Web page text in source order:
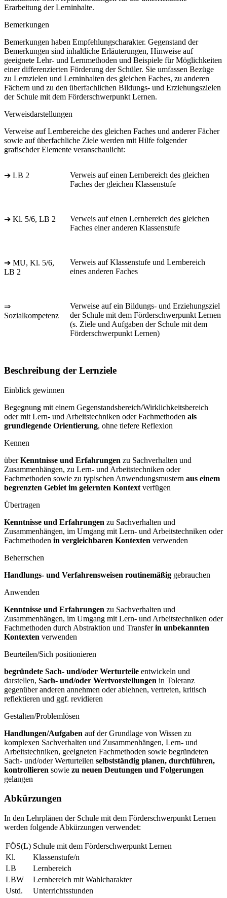
Erarbeitung der Lerninhalte.
Bemerkungen
Bemerkungen haben Empfehlungscharakter. Gegenstand der
Bemerkungen sind inhaltliche Erläuterungen, Hinweise auf
geeignete Lehr- und Lernmethoden und Beispiele für Möglichkeiten
einer differenzierten Förderung der Schüler. Sie umfassen Bezüge
zu Lernzielen und Lerninhalten des gleichen Faches, zu anderen
Fächern und zu den überfachlichen Bildungs- und Erziehungszielen
der Schule mit dem Förderschwerpunkt Lernen.
Verweisdarstellungen
Verweise auf Lernbereiche des gleichen Faches und anderer Fächer
sowie auf überfachliche Ziele werden mit Hilfe folgender
grafischder Elemente veranschaulicht:
➔ LB 2
Verweis auf einen Lernbereich des gleichen
Faches der gleichen Klassenstufe
➔ Kl. 5/6, LB 2
Verweis auf einen Lernbereich des gleichen
Faches einer anderen Klassenstufe
➔ MU, Kl. 5/6,
LB 2
Verweis auf Klassenstufe und Lernbereich
eines anderen Faches
⇒
Sozialkompetenz
Verweise auf ein Bildungs- und Erziehungsziel
der Schule mit dem Förderschwerpunkt Lernen
(s. Ziele und Aufgaben der Schule mit dem
Förderschwerpunkt Lernen)
Beschreibung der Lernziele
Einblick gewinnen
Begegnung mit einem Gegenstandsbereich/Wirklichkeitsbereich
oder mit Lern- und Arbeitstechniken oder Fachmethoden als
grundlegende Orientierung, ohne tiefere Reflexion
Kennen
überKenntnisse und Erfahrungen zu Sachverhalten und
Zusammenhängen, zu Lern- und Arbeitstechniken oder
Fachmethoden sowie zu typischen Anwendungsmustern aus einem
begrenzten Gebiet im gelernten Kontext verfügen
Übertragen
Kenntnisse und Erfahrungen zu Sachverhalten und
Zusammenhängen, im Umgang mit Lern- und Arbeitstechniken oder
Fachmethoden in vergleichbaren Kontexten verwenden
Beherrschen
Handlungs- und Verfahrensweisen routinemäßig gebrauchen
Anwenden
Kenntnisse und Erfahrungen zu Sachverhalten und
Zusammenhängen, im Umgang mit Lern- und Arbeitstechniken oder
Fachmethoden durch Abstraktion und Transferin unbekannten
Kontexten verwenden
Beurteilen/Sich positionieren
begründete Sach- und/oder Werturteile entwickeln und
darstellen, Sach- und/oder Wertvorstellungen in Toleranz
gegenüber anderen annehmen oder ablehnen, vertreten, kritisch
reflektieren und ggf. revidieren
Gestalten/Problemlösen
Handlungen/Aufgaben auf der Grundlage von Wissen zu
komplexen Sachverhalten und Zusammenhängen, Lern- und
Arbeitstechniken, geeigneten Fachmethoden sowie begründeten
Sach- und/oder Werturteilen selbstständig planen, durchführen,
kontrollieren sowie zu neuen Deutungen und Folgerungen
gelangen
Abkürzungen
In den Lehrplänen der Schule mit dem Förderschwerpunkt Lernen
werden folgende Abkürzungen verwendet:
FÖS(L) Schule mit dem Förderschwerpunkt Lernen
Kl.
Klassenstufe/n
LB
Lernbereich
LBW
Lernbereich mit Wahlcharakter
Ustd.
Unterrichtsstunden